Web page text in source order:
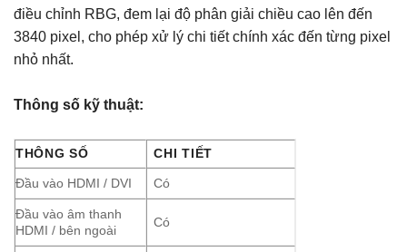
điều chỉnh RBG, đem lại độ phân giải chiều cao lên đến
3840 pixel, cho phép xử lý chi tiết chính xác đến từng pixel
nhỏ nhất.
Thông số kỹ thuật:
THÔNG SỐ CHI TIẾT
Đầu vào HDMI / DVI Có
Đầu vào âm thanh
HDMI / bên ngoài
Có